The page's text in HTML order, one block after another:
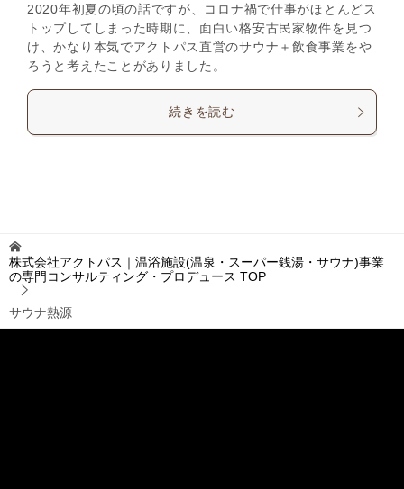
2020年初夏の頃の話ですが、コロナ禍で仕事がほとんどス
トップしてしまった時期に、面白い格安古民家物件を見つ
け、かなり本気でアクトパス直営のサウナ＋飲食事業をや
ろうと考えたことがありました。
続きを読む
株式会社アクトパス｜温浴施設(温泉・スーパー銭湯・サウナ)事業
の専門コンサルティング・プロデュース TOP
サウナ熱源